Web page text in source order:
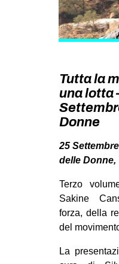
Tutta la
una lotta
Donne
25
delle Donne,
Terzo
Sakine
forza, della
del
La